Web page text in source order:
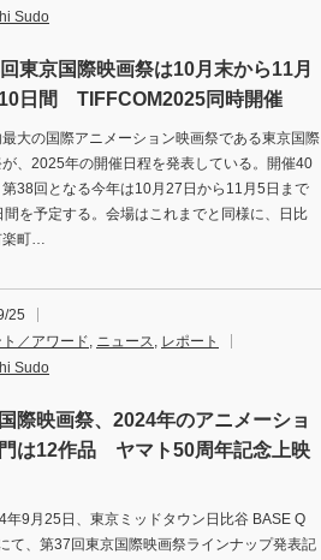
Sudo
東京国際映画祭は10月末から11月
日間 TIFFCOM2025同時開催
大の国際アニメーション映画祭である東京国際
、2025年の開催日程を発表している。開催40
38回となる今年は10月27日から11月5日まで
間を予定する。会場はこれまでと同様に、日比
楽町…
25
／アワード, ニュース, レポート
Sudo
際映画祭、2024年のアニメーショ
は12作品 ヤマト50周年記念上映
9月25日、東京ミッドタウン日比谷 BASE Q
て、第37回東京国際映画祭ラインナップ発表記